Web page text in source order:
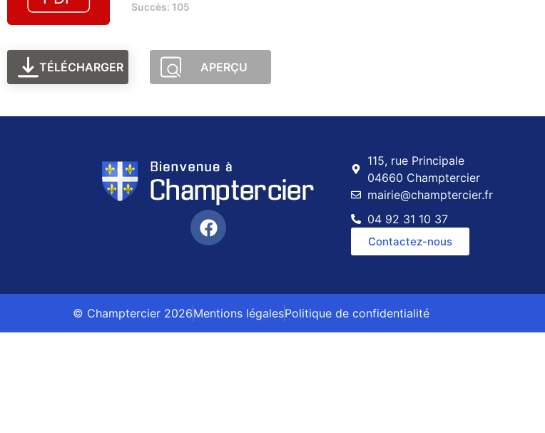
Succès: 105
TÉLÉCHARGER APERÇU
115, rue Principale
04660 Champtercier
mairie@champtercier.fr
04 92 31 10 37
Contactez-nous
© Champtercier 2026Mentions légalesPolitique de confidentialité